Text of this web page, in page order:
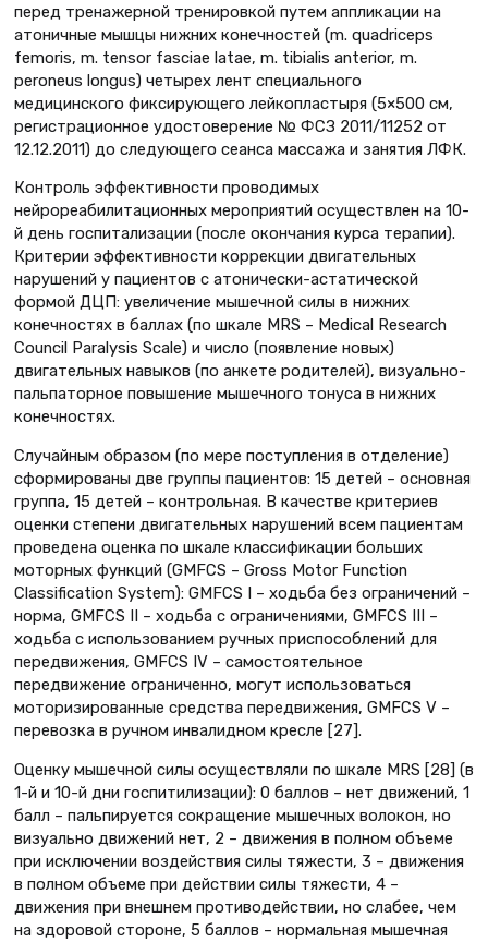
перед тренажерной тренировкой путем аппликации на
атоничные мышцы нижних конечностей (m. quadriceps
femoris, m. tensor fasciae latae, m. tibialis anterior, m.
peroneus longus) четырех лент специального
медицинского фиксирующего лейкопластыря (5×500 см,
регистрационное удостоверение № ФСЗ 2011/11252 от
12.12.2011) до следующего сеанса массажа и занятия ЛФК.
Контроль эффективности проводимых
нейрореабилитационных мероприятий осуществлен на 10-
й день госпитализации (после окончания курса терапии).
Критерии эффективности коррекции двигательных
нарушений у пациентов с атонически-астатической
формой ДЦП: увеличение мышечной силы в нижних
конечностях в баллах (по шкале MRS – Medical Research
Council Paralysis Scale) и число (появление новых)
двигательных навыков (по анкете родителей), визуально-
пальпаторное повышение мышечного тонуса в нижних
конечностях.
Случайным образом (по мере поступления в отделение)
сформированы две группы пациентов: 15 детей – основная
группа, 15 детей – контрольная. В качестве критериев
оценки степени двигательных нарушений всем пациентам
проведена оценка по шкале классификации больших
моторных функций (GMFCS – Gross Motor Function
Classification System): GMFCS I – ходьба без ограничений –
норма, GMFCS II – ходьба с ограничениями, GMFCS III –
ходьба с использованием ручных приспособлений для
передвижения, GMFCS IV – самостоятельное
передвижение ограниченно, могут использоваться
моторизированные средства передвижения, GMFCS V –
перевозка в ручном инвалидном кресле [27].
Оценку мышечной силы осуществляли по шкале MRS [28] (в
1-й и 10-й дни госпитилизации): 0 баллов – нет движений, 1
балл – пальпируется сокращение мышечных волокон, но
визуально движений нет, 2 – движения в полном объеме
при исключении воздействия силы тяжести, 3 – движения
в полном объеме при действии силы тяжести, 4 –
движения при внешнем противодействии, но слабее, чем
на здоровой стороне, 5 баллов – нормальная мышечная